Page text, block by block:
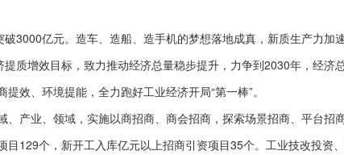
亿元。造车、造船、造手机的梦想落地成真，新质生产力加速
增效目标，致力推动经济总量稳步提升，力争到2030年，经济
、环境提能，全力跑好工业经济开局“第一棒”。
业、领域，实施以商招商、商会招商，探索场景招商、平台招
个，新开工入库亿元以上招商引资项目35个。工业技改投资、